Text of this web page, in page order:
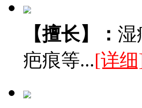
【擅长】： 湿
疤痕等...[详